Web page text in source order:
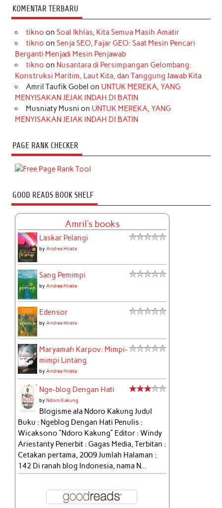
KOMENTAR TERBARU
tikno on Soal Ikhlas, Kita Semua Masih Amatir
tikno on Senja SEO, Fajar GEO: Saat Mesin Pencari
Berganti Menjadi Mesin Penjawab
tikno on Nusantara di Persimpangan Gelombang:
Konstruksi Maritim, Laut Kita, dan Tanggung Jawab Kita
Amril Taufik Gobel on UNTUK MEREKA, YANG
MENYISAKAN JEJAK INDAH DI BATIN
Musniaty Musni on UNTUK MEREKA, YANG
MENYISAKAN JEJAK INDAH DI BATIN
PAGE RANK CHECKER
GOOD READS BOOK SHELF
Amril's books
Laskar Pelangi
byAndrea Hirata
Sang Pemimpi
byAndrea Hirata
Edensor
byAndrea Hirata
Maryamah Karpov: Mimpi-
mimpi Lintang
byAndrea Hirata
Nge-blog Dengan Hati
byNdoro Kakung
Blogisme ala Ndoro Kakung Judul
Buku : Ngeblog Dengan Hati Penulis :
Wicaksono “Ndoro Kakung” Editor : Windy
Ariestanty Penerbit : Gagas Media, Terbitan :
Cetakan pertama, 2009 Jumlah Halaman :
142 Di ranah blog Indonesia, nama N...